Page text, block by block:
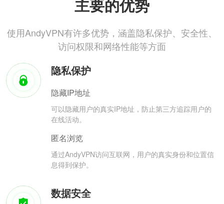
主要的优势
使用AndyVPN有许多优势，涵盖隐私保护、安全性、
访问权限和网络性能等方面
隐私保护
隐藏IP地址
可以隐藏用户的真实IP地址，防止第三方追踪用户的
在线活动。
匿名浏览
通过AndyVPN访问互联网，用户的真实身份和位置信
息得到保护。
数据安全